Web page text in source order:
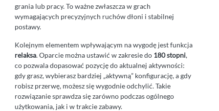
grania lub pracy. To ważne zwłaszcza w grach
wymagających precyzyjnych ruchów dłoni i stabilnej
postawy.
Kolejnym elementem wpływającym na wygodę jest funkcja
relaksa. Oparcie można ustawić w zakresie do 180 stopni,
co pozwala dopasować pozycję do aktualnej aktywności:
gdy grasz, wybierasz bardziej „aktywną” konfigurację, a gdy
robisz przerwę, możesz się wygodnie odchylić. Takie
rozwiązanie sprawdza się zarówno podczas ogólnego
użytkowania, jak i w trakcie zabawy.